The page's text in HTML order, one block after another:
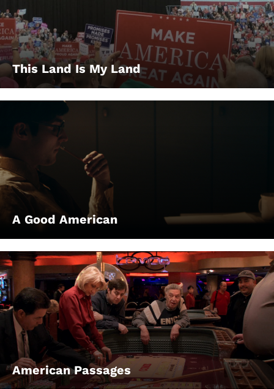
This Land Is My Land
A Good American
American Passages